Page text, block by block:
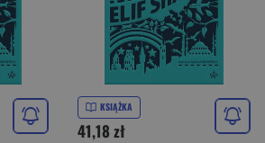
KSIĄŻKA
41,18 zł